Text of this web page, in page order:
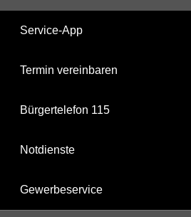
Service-App
Termin vereinbaren
Bürgertelefon 115
Notdienste
Gewerbeservice